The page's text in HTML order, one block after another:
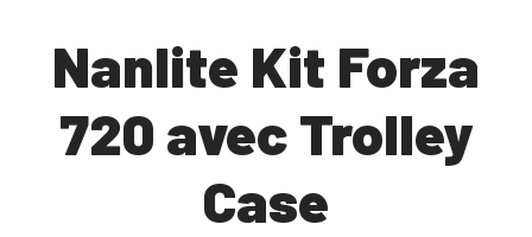
Nanlite Kit Forza
720 avec Trolley
Case